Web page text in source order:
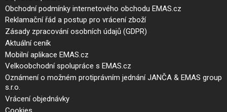
Obchodní podmínky internetového obchodu EMAS.cz
Reklamační řád a postup pro vrácení zboží
Zásady zpracování osobních údajů (GDPR)
Aktuální ceník
Mobilní aplikace EMAS.cz
Velkoobchodní spolupráce s EMAS.cz
Oznámení o možném protiprávním jednání JANČA & EMAS group
s.r.o.
Vrácení objednávky